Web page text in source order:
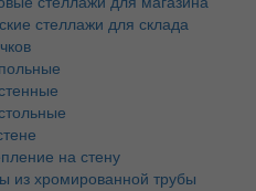
стеллажи для склада
на стену
из хромированной трубы